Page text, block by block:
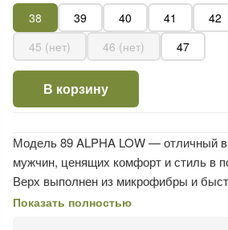
38
39 40 41 42
45 (нет)
46 (нет) 47
В корзину
Модель 89 ALPHA LOW — отличный
мужчин, ценящих комфорт и стиль в
Верх выполнен из микрофибры и
сетчатой ткани с гидрофобной
Показать полностью